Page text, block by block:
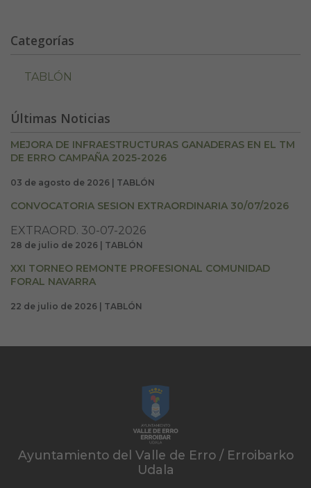
Categorías
TABLÓN
Últimas Noticias
MEJORA DE INFRAESTRUCTURAS GANADERAS EN EL TM
DE ERRO CAMPAÑA 2025-2026
03 de agosto de 2026 | TABLÓN
CONVOCATORIA SESION EXTRAORDINARIA 30/07/2026
EXTRAORD. 30-07-2026
28 de julio de 2026 | TABLÓN
XXI TORNEO REMONTE PROFESIONAL COMUNIDAD
FORAL NAVARRA
22 de julio de 2026 | TABLÓN
Ayuntamiento del Valle de Erro / Erroibarko
Udala